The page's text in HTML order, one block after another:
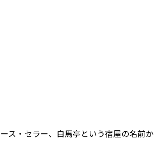
ス・セラー、白馬亭という宿屋の名前か